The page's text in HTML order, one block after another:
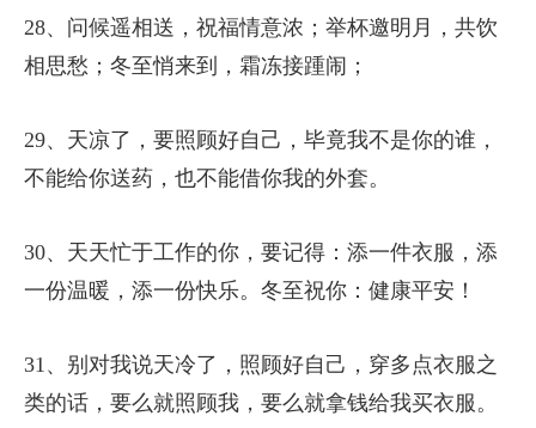
28、问候遥相送，祝福情意浓；举杯邀明月，共饮
相思愁；冬至悄来到，霜冻接踵闹；
29、天凉了，要照顾好自己，毕竟我不是你的谁，
不能给你送药，也不能借你我的外套。
30、天天忙于工作的你，要记得：添一件衣服，添
一份温暖，添一份快乐。冬至祝你：健康平安！
31、别对我说天冷了，照顾好自己，穿多点衣服之
类的话，要么就照顾我，要么就拿钱给我买衣服。